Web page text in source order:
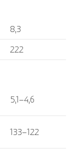
8,3
222
5,1–4,6
133–122